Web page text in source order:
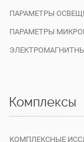
ПАРАМЕТРЫ
ПАРАМЕТРЫ
Комплексы
КОМПЛЕКСНЫЕ